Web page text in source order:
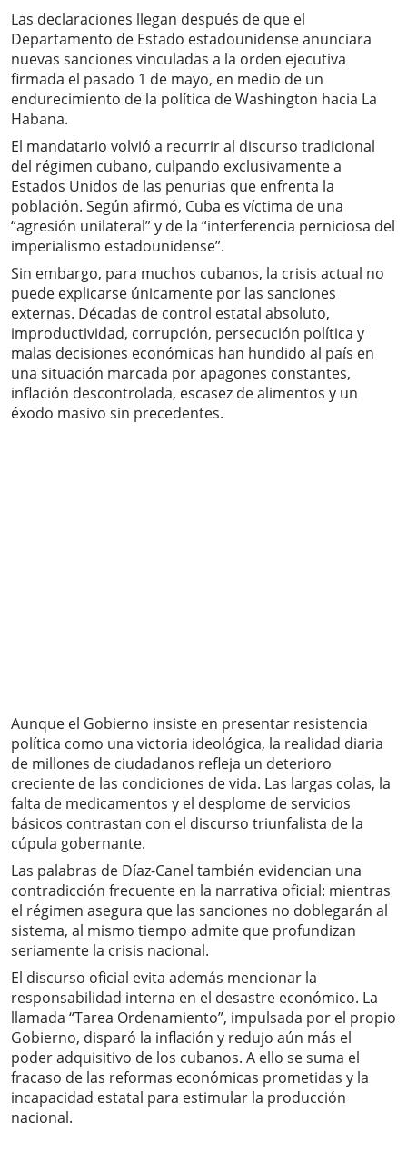
Las declaraciones llegan después de que el
Departamento de Estado estadounidense anunciara
nuevas sanciones vinculadas a la orden ejecutiva
firmada el pasado 1 de mayo, en medio de un
endurecimiento de la política de Washington hacia La
Habana.
El mandatario volvió a recurrir al discurso tradicional
del régimen cubano, culpando exclusivamente a
Estados Unidos de las penurias que enfrenta la
población. Según afirmó, Cuba es víctima de una
“agresión unilateral” y de la “interferencia perniciosa del
imperialismo estadounidense”.
Sin embargo, para muchos cubanos, la crisis actual no
puede explicarse únicamente por las sanciones
externas. Décadas de control estatal absoluto,
improductividad, corrupción, persecución política y
malas decisiones económicas han hundido al país en
una situación marcada por apagones constantes,
inflación descontrolada, escasez de alimentos y un
éxodo masivo sin precedentes.
Aunque el Gobierno insiste en presentar resistencia
política como una victoria ideológica, la realidad diaria
de millones de ciudadanos refleja un deterioro
creciente de las condiciones de vida. Las largas colas, la
falta de medicamentos y el desplome de servicios
básicos contrastan con el discurso triunfalista de la
cúpula gobernante.
Las palabras de Díaz-Canel también evidencian una
contradicción frecuente en la narrativa oficial: mientras
el régimen asegura que las sanciones no doblegarán al
sistema, al mismo tiempo admite que profundizan
seriamente la crisis nacional.
El discurso oficial evita además mencionar la
responsabilidad interna en el desastre económico. La
llamada “Tarea Ordenamiento”, impulsada por el propio
Gobierno, disparó la inflación y redujo aún más el
poder adquisitivo de los cubanos. A ello se suma el
fracaso de las reformas económicas prometidas y la
incapacidad estatal para estimular la producción
nacional.